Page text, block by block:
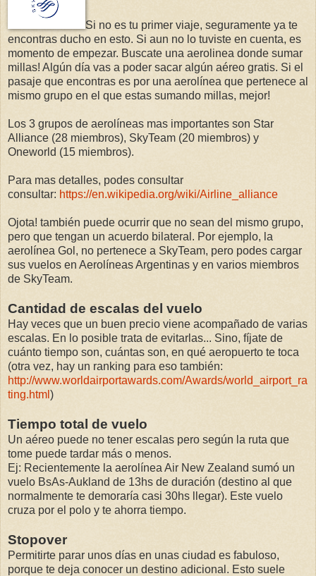
Si no es tu primer viaje, seguramente ya te
encontras ducho en esto. Si aun no lo tuviste en cuenta, es
momento de empezar. Buscate una aerolinea donde sumar
millas! Algún día vas a poder sacar algún aéreo gratis. Si el
pasaje que encontras es por una aerolínea que pertenece al
mismo grupo en el que estas sumando millas, mejor!
Los 3 grupos de aerolíneas mas importantes son Star
Alliance (28 miembros), SkyTeam (20 miembros) y
Oneworld (15 miembros).
Para mas detalles, podes consultar
consultar: https://en.wikipedia.org/wiki/Airline_alliance
Ojota! también puede ocurrir que no sean del mismo grupo,
pero que tengan un acuerdo bilateral. Por ejemplo, la
aerolínea Gol, no pertenece a SkyTeam, pero podes cargar
sus vuelos en Aerolíneas Argentinas y en varios miembros
de SkyTeam.
Cantidad de escalas del vuelo
Hay veces que un buen precio viene acompañado de varias
escalas. En lo posible trata de evitarlas... Sino, fíjate de
cuánto tiempo son, cuántas son, en qué aeropuerto te toca
(otra vez, hay un ranking para eso también:
http://www.worldairportawards.com/Awards/world_airport_ra
ting.html )
Tiempo total de vuelo
Un aéreo puede no tener escalas pero según la ruta que
tome puede tardar más o menos.
Ej: Recientemente la aerolínea Air New Zealand sumó un
vuelo BsAs-Aukland de 13hs de duración (destino al que
normalmente te demoraría casi 30hs llegar). Este vuelo
cruza por el polo y te ahorra tiempo.
Stopover
Permitirte parar unos días en unas ciudad es fabuloso,
porque te deja conocer un destino adicional. Esto suele